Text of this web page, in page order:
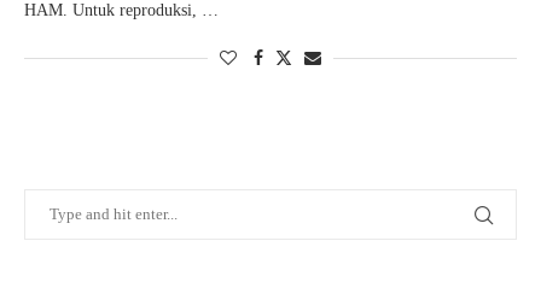
HAM. Untuk reproduksi, …